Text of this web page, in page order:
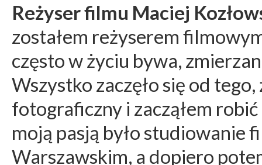
Reżyser filmu Maciej
zostałem reżyserem
często w życiu bywa,
Wszystko zaczęło się od
fotograficzny i zacząłem
moją pasją było studiowanie
Warszawskim, a dopiero